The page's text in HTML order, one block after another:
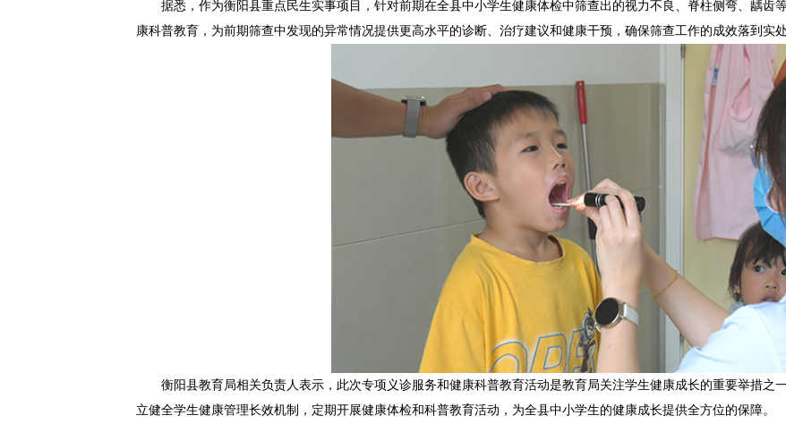
据悉，作为衡阳县重点民生实事项目，针对前期在全县中小学生健康体检中筛查出的视力不良、脊柱侧弯、龋齿
康科普教育，为前期筛查中发现的异常情况提供更高水平的诊断、治疗建议和健康干预，确保筛查工作的成效落到实
衡阳县教育局相关负责人表示，此次专项义诊服务和健康科普教育活动是教育局关注学生健康成长的重要举措之
立健全学生健康管理长效机制，定期开展健康体检和科普教育活动，为全县中小学生的健康成长提供全方位的保障。